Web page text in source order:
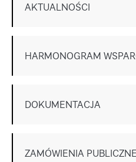
AKTUALNOŚCI
HARMONOGRAM
DOKUMENTACJA
ZAMÓWIENIA PUBLICZNE